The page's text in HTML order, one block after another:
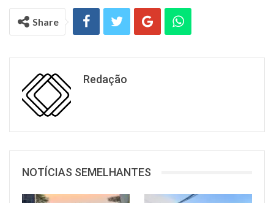
Share
Redação
NOTÍCIAS SEMELHANTES